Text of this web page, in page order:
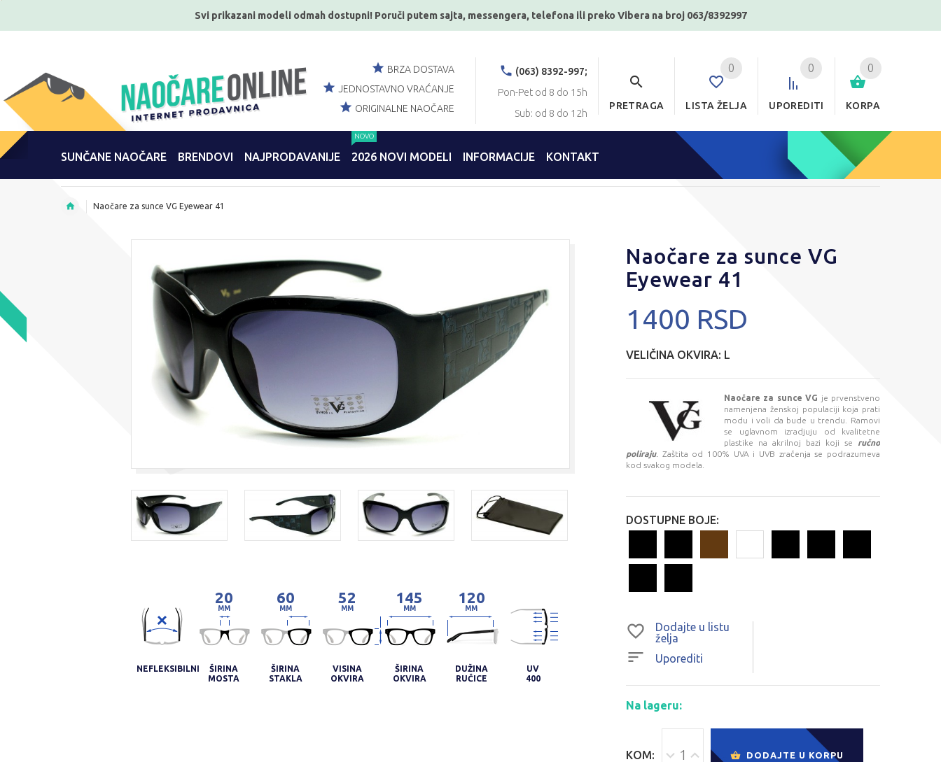
Svi prikazani modeli odmah dostupni! Poruči putem sajta, messengera, telefona ili preko Vibera na broj 063/8392997
0
KORPA
0
UPOREDITI
0
LISTA ŽELJA
PRETRAGA
(063) 8392-997;
Pon-Pet od 8 do 15h
Sub: od 8 do 12h
BRZA DOSTAVA
JEDNOSTAVNO VRAĆANJE
ORIGINALNE NAOČARE
SUNČANE NAOČARE BRENDOVI NAJPRODAVANIJE 2026 NOVI MODELI
NOVO
INFORMACIJE KONTAKT
Naočare za sunce VG Eyewear 41
NEFLEKSIBILNI
20
MM
ŠIRINA
MOSTA
60
MM
ŠIRINA
STAKLA
52
MM
VISINA
OKVIRA
145
MM
ŠIRINA
OKVIRA
120
MM
DUŽINA
RUČICE
UV
400
Naočare za sunce VG
Eyewear 41
1400 RSD
VELIČINA OKVIRA: L
Naočare za sunce VG je prvenstveno
namenjena ženskoj populaciji koja prati
modu i voli da bude u trendu. Ramovi
se uglavnom izradjuju od kvalitetne
plastike na akrilnoj bazi koji se ručno
poliraju. Zaštita od 100% UVA i UVB zračenja se podrazumeva
kod svakog modela.
DOSTUPNE BOJE:
Dodajte u listu
želja
Uporediti
Na lageru:
KOM: DODAJTE U KORPU